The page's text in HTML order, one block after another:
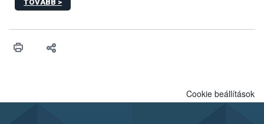
hatósági feladatokat, valamint a veszélyes eb tartását és annak
vonni az ebek viselkedésének megítélésében jártas szakértőt.
TOVÁBB >
Cookie beállítások